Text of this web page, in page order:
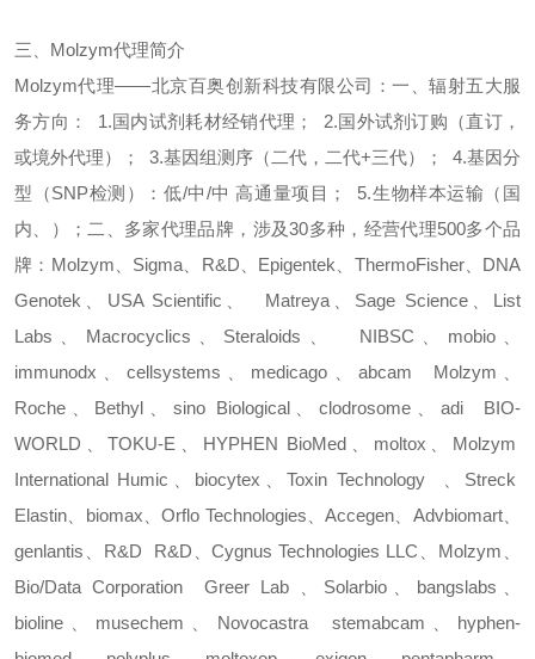
三、 Molzym代理简介
Molzym代理——北京百奥创新科技有限公司：一、辐射五大服
务方向：
1.国内试剂耗材经销代理； 2.国外试剂订购（直订，
或境外代理）；
3.基因组测序（二代，二代+三代）； 4.基因分
型（SNP检测）：低/中/中 高通量项目； 5.生物样本运输（国
内、）； 二、多家代理品牌，涉及30多种，经营代理500多个品
牌： Molzym Sigma R&D Epigentek ThermoFisher、 DNA
Genotek
USA Scientific Matreya、 Sage Science、 List
Labs
Macrocyclics Steraloids NIBSC mobio、
immunodx 、cellsystems medicago abcam Molzym
Roche
Bethyl sino Biological、clodrosome adiBIO-
WORLD 、TOKU-E HYPHEN BioMed moltox
Molzym
International Humic
biocytex 、Toxin Technology
Streck
Elastin
biomax 、Orflo Technologies 、Accegen Advbiomart、
genlantis
R&D R&D 、Cygnus Technologies LLC Molzym
Bio/Data Corporation Greer Lab Solarbio bangslabs
bioline
musechem Novocastrastemabcam
hyphen-